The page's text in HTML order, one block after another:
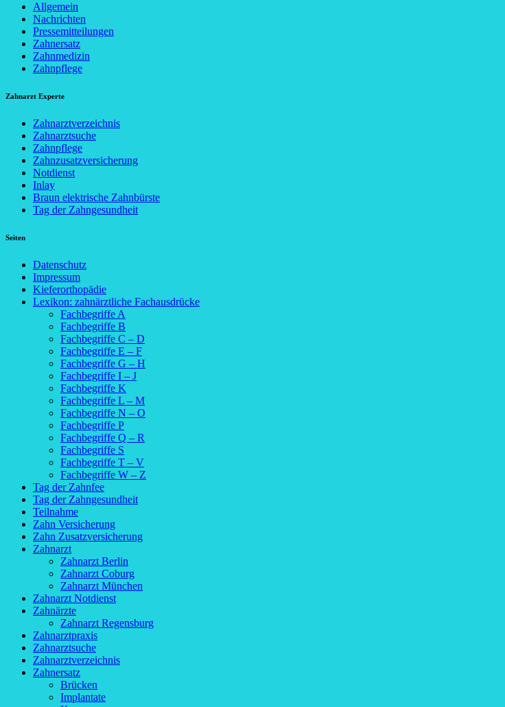
Allgemein
Nachrichten
Pressemitteilungen
Zahnersatz
Zahnmedizin
Zahnpflege
Zahnarzt Experte
Zahnarztverzeichnis
Zahnarztsuche
Zahnpflege
Zahnzusatzversicherung
Notdienst
Inlay
Braun elektrische Zahnbürste
Tag der Zahngesundheit
Seiten
Datenschutz
Impressum
Kieferorthopädie
Lexikon: zahnärztliche Fachausdrücke
Fachbegriffe A
Fachbegriffe B
Fachbegriffe C – D
Fachbegriffe E – F
Fachbegriffe G – H
Fachbegriffe I – J
Fachbegriffe K
Fachbegriffe L – M
Fachbegriffe N – O
Fachbegriffe P
Fachbegriffe Q – R
Fachbegriffe S
Fachbegriffe T – V
Fachbegriffe W – Z
Tag der Zahnfee
Tag der Zahngesundheit
Teilnahme
Zahn Versicherung
Zahn Zusatzversicherung
Zahnarzt
Zahnarzt Berlin
Zahnarzt Coburg
Zahnarzt München
Zahnarzt Notdienst
Zahnärzte
Zahnarzt Regensburg
Zahnarztpraxis
Zahnarztsuche
Zahnarztverzeichnis
Zahnersatz
Brücken
Implantate